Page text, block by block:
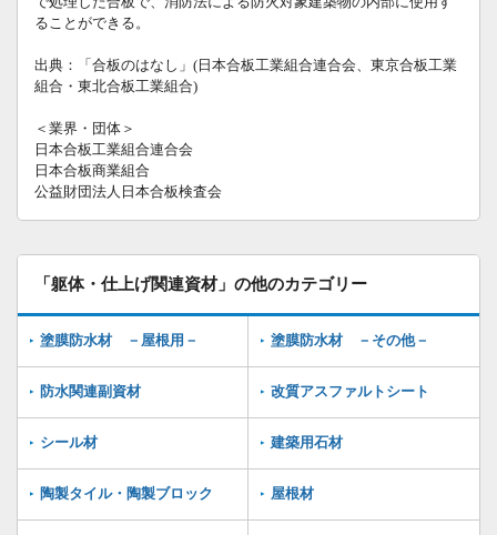
ることができる。
出典：「合板のはなし」(日本合板工業組合連合会、東京合板工業
組合・東北合板工業組合)
＜業界・団体＞
日本合板工業組合連合会
日本合板商業組合
公益財団法人日本合板検査会
「躯体・仕上げ関連資材」の他のカテゴリー
塗膜防水材 －屋根用－ 塗膜防水材 －その他－
防水関連副資材 改質アスファルトシート
シール材 建築用石材
陶製タイル・陶製ブロック 屋根材